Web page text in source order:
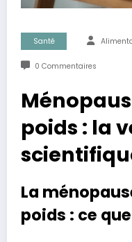
Santé
0 Commentaires
poids : la
La
poids : ce